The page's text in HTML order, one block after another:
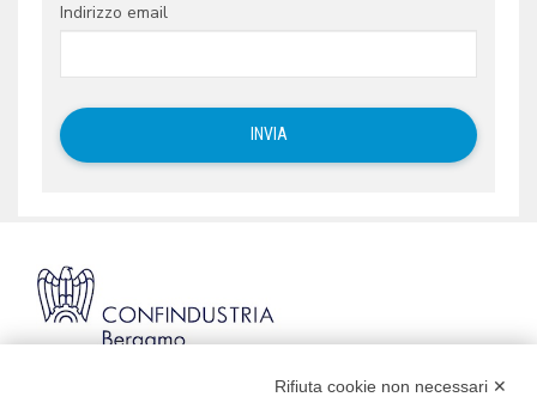
Indirizzo email
Rifiuta cookie non necessari ✕